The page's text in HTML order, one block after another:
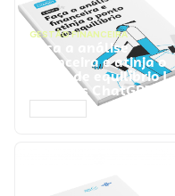
GESTÃO FINANCEIRA
Faça a análise
financeira e atinja o
ponto de equilíbrio |
Prompts ChatGPT